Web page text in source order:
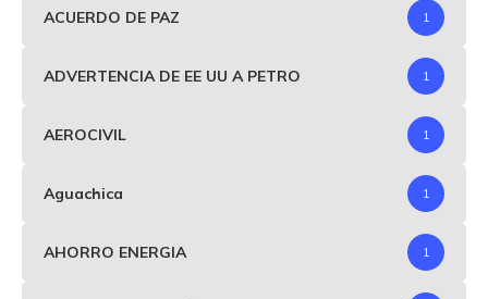
ACUERDO DE PAZ 1
ADVERTENCIA DE EE UU A PETRO 1
AEROCIVIL 1
Aguachica 1
AHORRO ENERGIA 1